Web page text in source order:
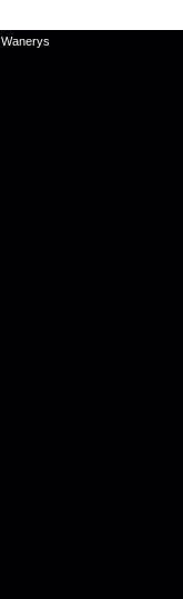
Wanerys